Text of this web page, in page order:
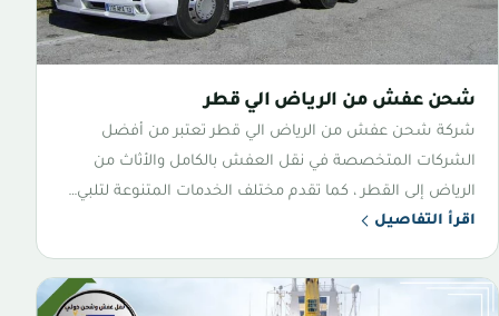
شحن عفش من الرياض الي قطر
شركة شحن عفش من الرياض الي قطر تعتبر من أفضل
الشركات المتخصصة في نقل العفش بالكامل والأثاث من
الرياض إلى القطر ، كما تقدم مختلف الخدمات المتنوعة لتلبي…
اقرأ التفاصيل